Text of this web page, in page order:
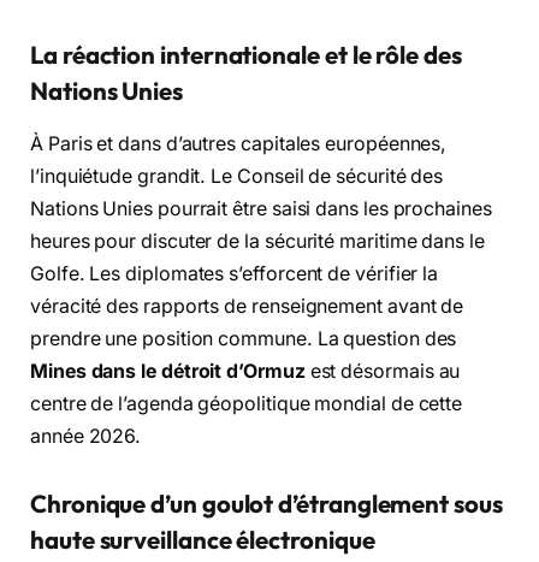
La réaction internationale et le rôle des
Nations Unies
À Paris et dans d’autres capitales européennes,
l’inquiétude grandit. Le Conseil de sécurité des
Nations Unies pourrait être saisi dans les prochaines
heures pour discuter de la sécurité maritime dans le
Golfe. Les diplomates s’efforcent de vérifier la
véracité des rapports de renseignement avant de
prendre une position commune. La question des
Mines dans le détroit d’Ormuzest désormais au
centre de l’agenda géopolitique mondial de cette
année 2026.
Chronique d’un goulot d’étranglement sous
haute surveillance électronique